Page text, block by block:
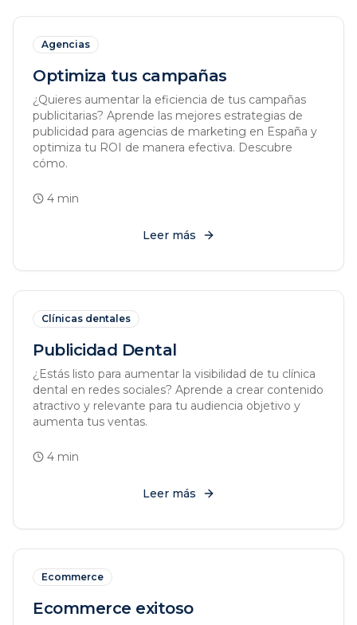
Agencias
Optimiza tus campañas
¿Quieres aumentar la eficiencia de tus campañas
publicitarias? Aprende las mejores estrategias de
publicidad para agencias de marketing en España y
optimiza tu ROI de manera efectiva. Descubre
cómo.
4 min
Leer más
Clínicas dentales
Publicidad Dental
¿Estás listo para aumentar la visibilidad de tu clínica
dental en redes sociales? Aprende a crear contenido
atractivo y relevante para tu audiencia objetivo y
aumenta tus ventas.
4 min
Leer más
Ecommerce
Ecommerce exitoso